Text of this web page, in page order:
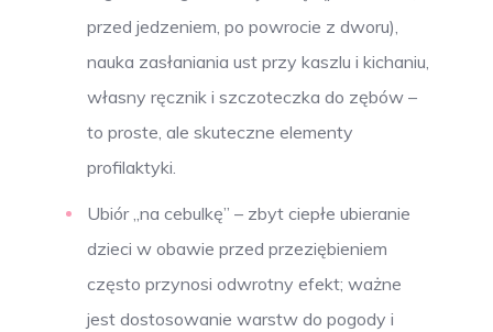
przed jedzeniem, po powrocie z dworu),
nauka zasłaniania ust przy kaszlu i kichaniu,
własny ręcznik i szczoteczka do zębów –
to proste, ale skuteczne elementy
profilaktyki.
Ubiór „na cebulkę” – zbyt ciepłe ubieranie
dzieci w obawie przed przeziębieniem
często przynosi odwrotny efekt; ważne
jest dostosowanie warstw do pogody i